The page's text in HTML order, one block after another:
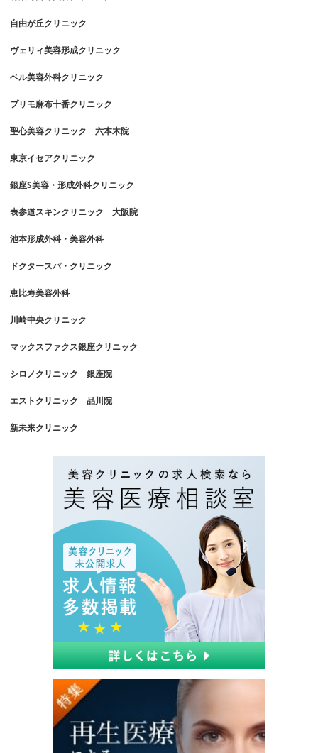
自由が丘クリニック
ヴェリィ美容形成クリニック
ベル美容外科クリニック
プリモ麻布十番クリニック
聖心美容クリニック 六本木院
東京イセアクリニック
銀座S美容・形成外科クリニック
表参道スキンクリニック 大阪院
池本形成外科・美容外科
ドクタースパ・クリニック
恵比寿美容外科
川崎中央クリニック
マックスファクス銀座クリニック
シロノクリニック 銀座院
エストクリニック 品川院
新未来クリニック